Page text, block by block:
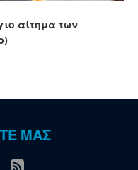
αίτημα των
ΜΑΣ